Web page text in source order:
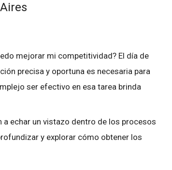
mejorar mi competitividad? El día de
precisa y oportuna es necesaria para
ser efectivo en esa tarea brinda
echar un vistazo dentro de los procesos
y explorar cómo obtener los